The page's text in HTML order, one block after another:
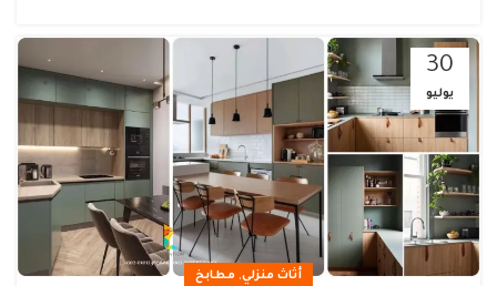
30
يوليو
أثاث منزلي, مطابخ